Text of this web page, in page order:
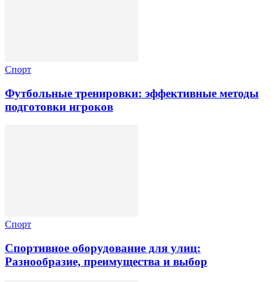
Спорт
Футбольные тренировки: эффективные методы
подготовки игроков
Спорт
Спортивное оборудование для улиц:
Разнообразие, преимущества и выбор